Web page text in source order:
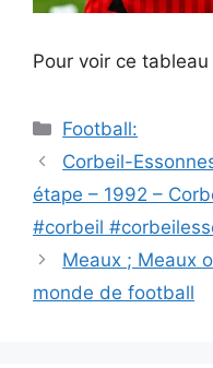
Pour voir ce tableau
Catégories
Football:
Navigation
des
articles
Corbeil-
étape – 1992 –
#corbeil
Meaux ; Meaux
monde de football